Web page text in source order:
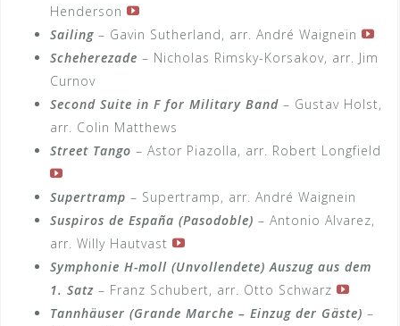
Henderson
Sailing – Gavin Sutherland, arr. André Waignein
Scheherezade – Nicholas Rimsky-Korsakov, arr. Jim
Curnov
Second Suite in F for Military Band – Gustav Holst,
arr. Colin Matthews
Street Tango – Astor Piazolla, arr. Robert Longfield
Supertramp – Supertramp, arr. André Waignein
Suspiros de España (Pasodoble) – Antonio Alvarez,
arr. Willy Hautvast
Symphonie H-moll (Unvollendete) Auszug aus dem
1. Satz – Franz Schubert, arr. Otto Schwarz
Tannhäuser (Grande Marche – Einzug der Gäste) –